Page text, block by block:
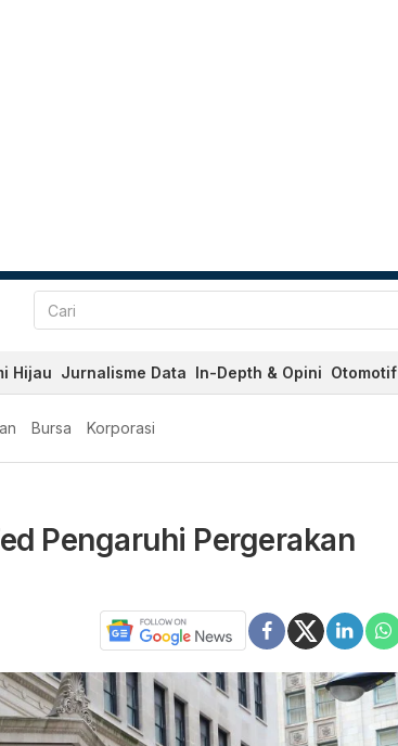
Hijau Jurnalisme Data In-Depth & Opini Otomotif
Bursa Korporasi
Pengaruhi Pergerakan